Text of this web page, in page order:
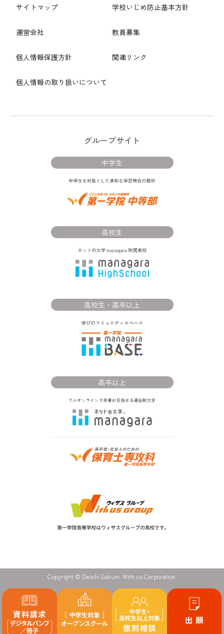
サイトマップ
運営会社
個人情報保護方針
個人情報の取り扱いについて
学校いじめ防止基本方針
教員募集
関連リンク
グループサイト
中学生
高校生
高校生・高卒以上
高卒以上
Copyright © Daiichi Gakuin. With us Corporation.